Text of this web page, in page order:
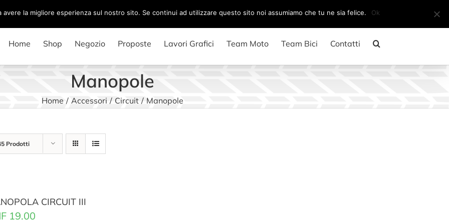
Il mio account CARRELLO
Home Shop Negozio Proposte Lavori Grafici Team Moto Team Bici Contatti
Manopole
Home / Accessori / Circuit / Manopole
Prodotti
CIRCUIT III
19.00
la migliore esperienza sul nostro sito. Se continui ad utilizzare questo sito noi assumiamo che tu ne sia felice. Ok